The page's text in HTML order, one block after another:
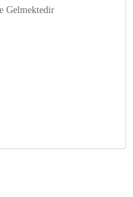
Gelmektedir